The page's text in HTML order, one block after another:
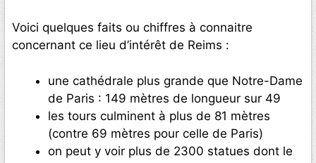
Voici quelques faits ou chiffres à connaitre
concernant ce lieu d’intérêt de Reims :
une cathédrale plus grande que Notre-Dame
de Paris : 149 mètres de longueur sur 49
les tours culminent à plus de 81 mètres
(contre 69 mètres pour celle de Paris)
on peut y voir plus de 2300 statues dont le